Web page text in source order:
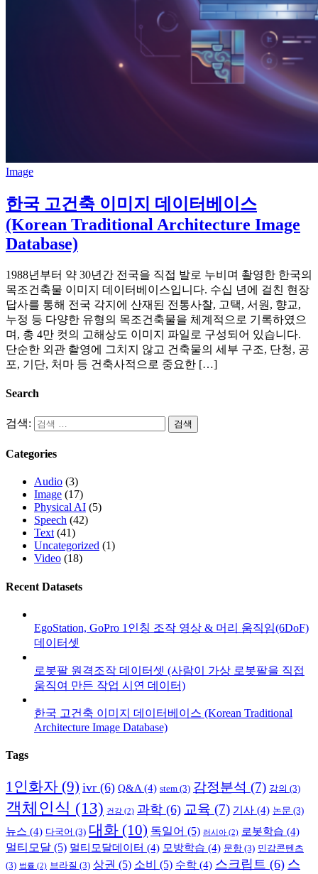
Image
한국 고건축 이미지 데이터베이스
(Korean Traditional Architecture Image
Database)
1988년부터 약 30년간 전국을 직접 발로 누비며 촬영한 한국의
목조건축물 이미지 데이터베이스입니다. 수십 년에 걸친 현장
답사를 통해 전국 각지에 산재된 전통사찰, 고택, 서원, 향교,
누정 등 다양한 유형의 목조건축물을 체계적으로 기록하였으
며, 총 4만 컷의 고해상도 이미지 파일로 구성되어 있습니다.
단순한 외관 촬영에 그치지 않고 건축물의 세부 구조, 단청, 공
포, 기단, 처마 등 건축사적으로 중요한 […]
Search
검색:
Categories
Audio (3)
Image (17)
Physical AI (5)
Speech (42)
Text (41)
Uncategorized (1)
Video (18)
Recent Datasets
EgoStation, GoPro 1인칭 조작 영상 & 머리 움직임(6DoF)
데이터셋
로봇팔 원격조작 데이터셋 (사람이 가상 로봇팔을 직접
움직여 만든 작업 시연 데이터)
한국 고건축 이미지 데이터베이스 (Korean Traditional
Architecture Image Database)
Tags
1인화자 (9) ivr (6) Q&A(4) stem (3) 감정분석 (7) 강의 (3)
객체인식 (13) 건강 (2) 과학 (6) 교육 (7) 기사 (4) 논문 (3)
뉴스 (4) 다국어 (3) 대화 (10) 독일어 (5) 러시아 (2) 로봇학습 (4)
멀티모달 (5) 멀티모달데이터 (4) 모방학습 (4) 문항 (3) 민감콘텐츠
(3) 법률 (2) 브라질 (3) 상권 (5) 소비 (5) 수학 (4) 스크립트 (6) 스